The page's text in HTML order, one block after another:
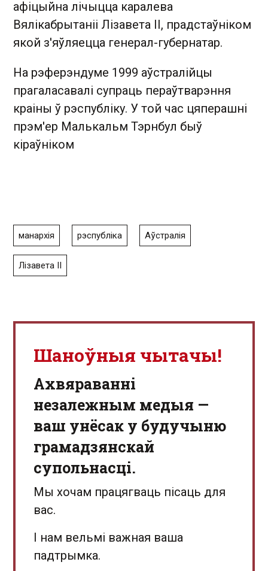
афіцыйна лічыцца каралева
Вялікабрытаніі Лізавета II, прадстаўніком
якой з'яўляецца генерал-губернатар.
На рэферэндуме 1999 аўстралійцы
прагаласавалі супраць пераўтварэння
краіны ў рэспубліку. У той час цяперашні
прэм'ер Малькальм Тэрнбул быў
кіраўніком
манархія рэспубліка Аўстралія
Лізавета II
Шаноўныя чытачы!
Aхвяраванні
незалежным медыя —
ваш унёсак у будучыню
грамадзянскай
супольнасці.
Мы хочам працягваць пісаць для
вас.
І нам вельмі важная ваша
падтрымка.